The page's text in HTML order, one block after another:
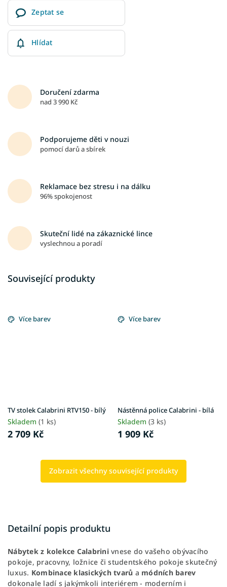
Zeptat se
Hlídat
Doručení zdarma
nad 3 990 Kč
Podporujeme děti v nouzi
pomocí darů a sbírek
Reklamace bez stresu i na dálku
96% spokojenost
Skuteční lidé na zákaznické lince
vyslechnou a poradí
Související produkty
Více barev
TV stolek Calabrini RTV150 - bílý
Skladem (1 ks)
2 709 Kč
Více barev
Nástěnná police Calabrini - bílá
Skladem (3 ks)
1 909 Kč
Zobrazit všechny související produkty
Detailní popis produktu
Nábytek z kolekce Calabrinivnese do vašeho obývacího
pokoje, pracovny, ložnice či studentského pokoje skutečný
luxus. Kombinace klasických tvarů a módních barev
dokonale ladí s jakýmkoli interiérem - moderním i